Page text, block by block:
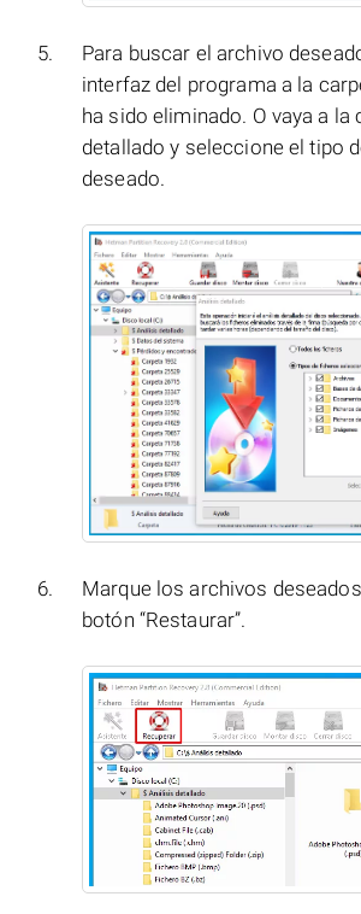
Para buscar el archivo
interfaz del programa a la
ha sido eliminado. O vaya a la
detallado y seleccione el tipo
deseado.
Marque los archivos
botón “Restaurar”.